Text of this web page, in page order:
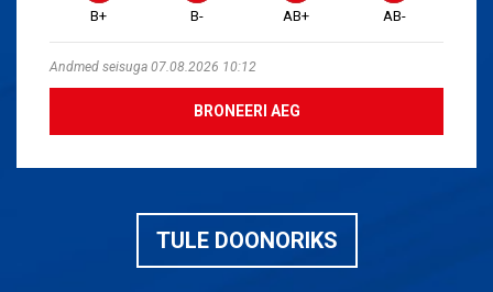
B+ B- AB+ AB-
Andmed seisuga 07.08.2026 10:12
BRONEERI AEG
TULE DOONORIKS